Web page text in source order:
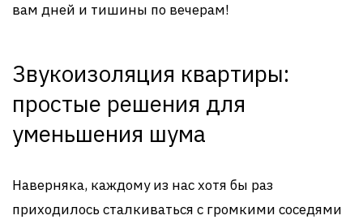
вам дней и тишины по вечерам!
Звукоизоляция квартиры:
простые решения для
уменьшения шума
Наверняка, каждому из нас хотя бы раз
приходилось сталкиваться с громкими соседями